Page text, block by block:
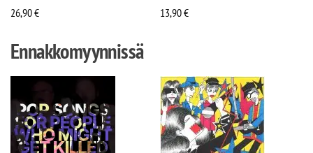
26,90€
13,90€
Ennakkomyynnissä